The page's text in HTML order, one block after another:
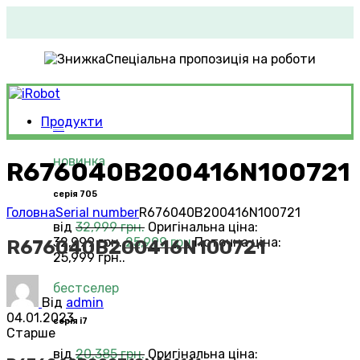
Спеціальна пропозиція на роботи
Продукти
новинка
серія 705
від 32,999грн. Оригінальна ціна:
32,999 грн..25,999грн.Поточна ціна:
25,999 грн..
бестселер
серія i7
від 20,385грн. Оригінальна ціна:
R676040B200416N100721
ГоловнаSerial numberR676040B200416N100721
R676040B200416N100721
Від admin
04.01.2023
Старше